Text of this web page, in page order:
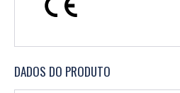
DADOS DO PRODUTO